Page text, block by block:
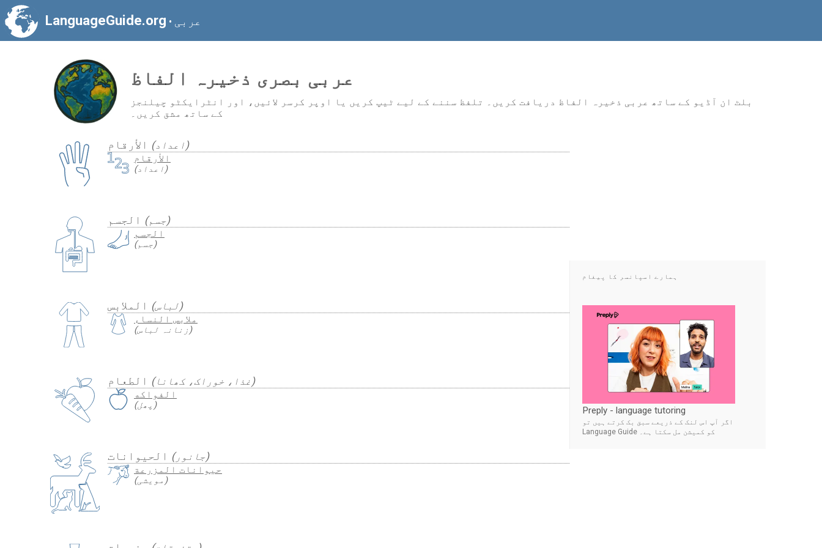
LanguageGuide.org • عربی
عربی بصری ذخیرہ الفاظ
بلٹ ان آڈیو کے ساتھ عربی ذخیرہ الفاظ دریافت کریں۔ تلفظ سننے کے لیے ٹیپ کریں یا اوپر کرسر لائیں، اور انٹرایکٹو چیلنجز
کے ساتھ مشق کریں۔
(اعداد)
الأرقام
(اعداد)
(جسم)
الجسم
(جسم)
(لباس)
ملابس النساء
(زنانہ لباس)
(غذا، خوراک، کھانا)
الفواكه
(پھل)
(جانور)
حيوانات المزرعة
(مویشی)
ہمارے اسپانسر کا پیغام
Preply - language tutoring
اگر آپ اس لنک کے ذریعے سبق بک کرتے ہیں تو
Language Guide کو کمیشن مل سکتا ہے۔